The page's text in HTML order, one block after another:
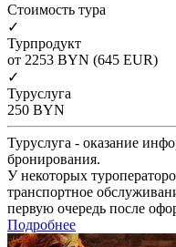
Cтоимость тура
✓
Турпродукт
от 2253 BYN (645 EUR)
✓
Туруслуга
250 BYN
Туруслуга - оказание
бронирования.
У некоторых
транспортное
первую очередь после
Подробнее